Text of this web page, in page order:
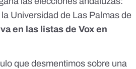
Universidad de Las Palmas de
en las listas de Vox en
que desmentimos sobre una